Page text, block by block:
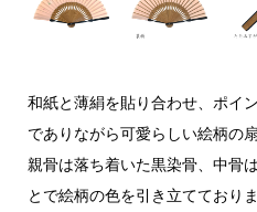
和紙と薄絹を貼り合わせ、ポイ
でありながら可愛らしい絵柄の扇
親骨は落ち着いた黒染骨、中骨
とで絵柄の色を引き立てておりま